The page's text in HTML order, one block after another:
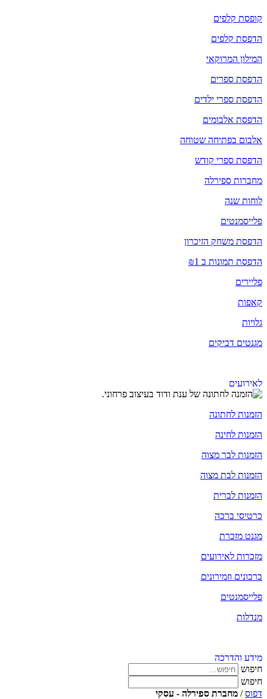
קופסת קלפים
הדפסת קלפים
המילון המרוקאי
הדפסת ספרים
הדפסת ספרי ילדים
הדפסת אלבומים
אלבום בפתיחה שטוחה
הדפסת ספרי קודש
מחברות ספירלה
לוחות שנה
פלייסמנטים
הדפסת משחק הזיכרון
הדפסת תמונות ב ₪1
פליירים
קאפות
גלויות
מגנטים דביקים
לאירועים
הזמנות לחתונה
הזמנות לחינה
הזמנות לבר מצוה
הזמנות לבת מצוה
הזמנות לברית
כרטיסי ברכה
מגנט מזכרת
מזכרות לאירועים
ברכונים וזמירונים
פלייסמנטים
מנדלות
מידע והדרכה
חיפוש
חיפוש
דפוס/ מחברת ספירלה - עסקי